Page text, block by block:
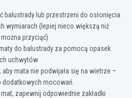
balustrady lub przestrzeni do osłonięcia
wymiarach (lepiej nieco większą niż
przyciąć)
do balustrady za pomocą opasek
uchwytów
mata nie podwijała się na wietrze –
dodatkowych mocowań
zapewnij odpowiednie zakładki